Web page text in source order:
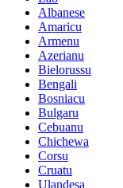
Albanese
Amaricu
Armenu
Azerianu
Bielorussu
Bengali
Bosniacu
Bulgaru
Cebuanu
Chichewa
Corsu
Cruatu
Ulandesa